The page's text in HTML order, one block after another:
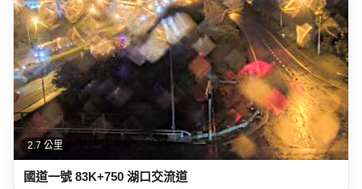
2.7 公里
國道一號 83K+750 湖口交流道